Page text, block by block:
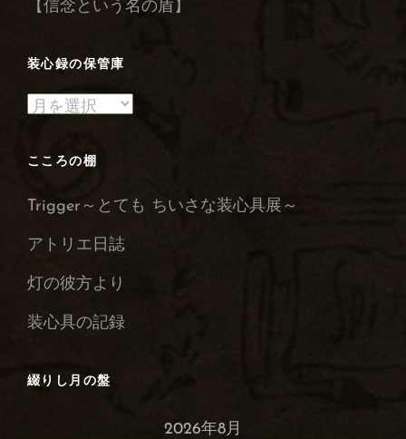
【信念という名の盾】
装心録の保管庫
装
録
保
こころの棚
Trigger～とても ちいさな装心具展～
アトリエ日誌
灯の彼方より
装心具の記録
綴りし月の盤
2026年8月